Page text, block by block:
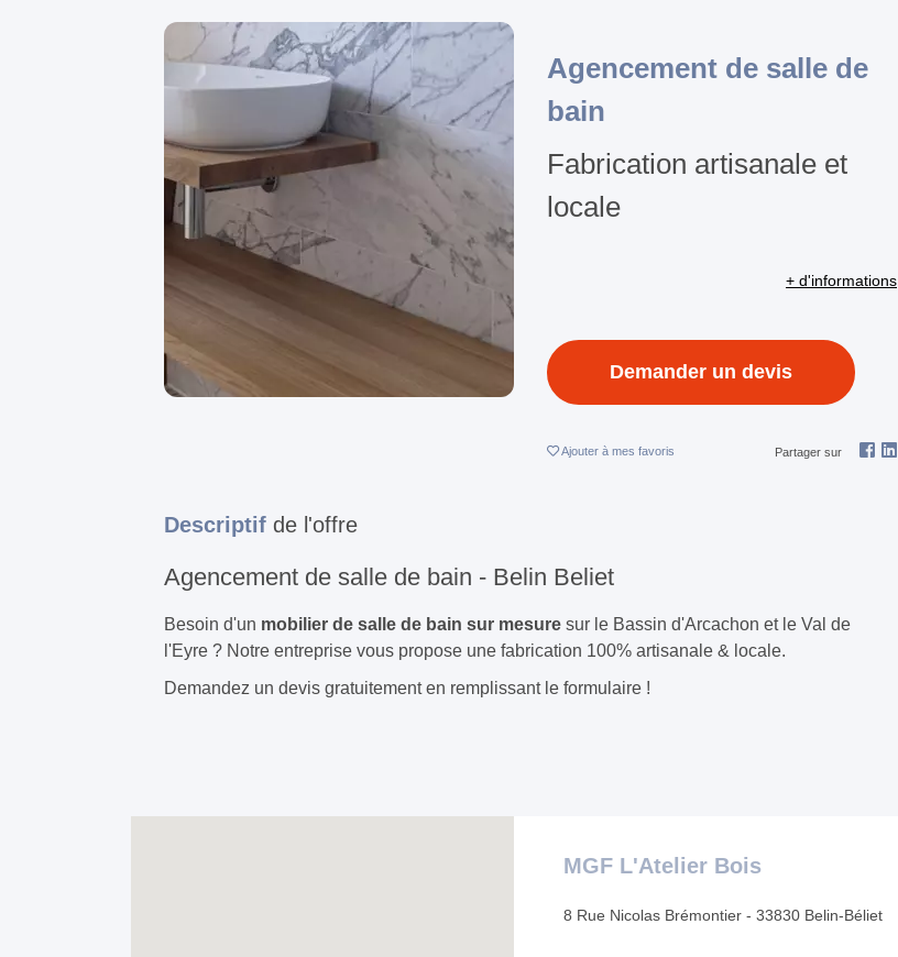
Agencement de salle de
bain
Fabrication artisanale et
locale
+ d'informations
Demander un devis
Ajouter à mes favoris Partager sur
Descriptif de l'offre
Agencement de salle de bain - Belin Beliet
Besoin d'un mobilier de salle de bain sur mesure sur le Bassin d'Arcachon et le Val de
l'Eyre ? Notre entreprise vous propose une fabrication 100% artisanale & locale.
Demandez un devis gratuitement en remplissant le formulaire !
MGF L'Atelier Bois
8 Rue Nicolas Brémontier - 33830 Belin-Béliet